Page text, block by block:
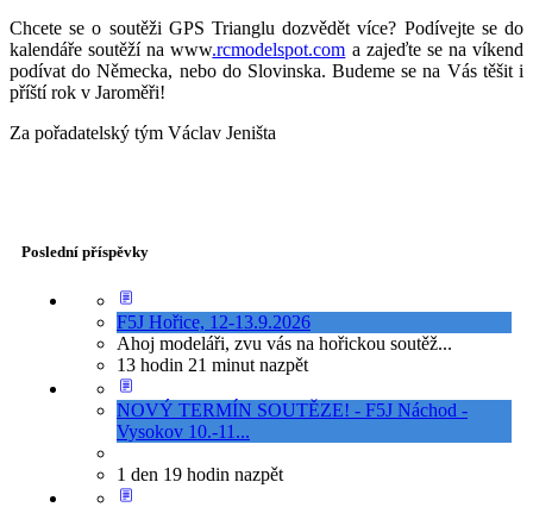
Chcete se o soutěži GPS Trianglu dozvědět více? Podívejte se do
kalendáře soutěží na www.rcmodelspot.com a zajeďte se na víkend
podívat do Německa, nebo do Slovinska. Budeme se na Vás těšit i
příští rok v Jaroměři!
Za pořadatelský tým Václav Jeništa
Poslední příspěvky
F5J Hořice, 12-13.9.2026
Ahoj modeláři, zvu vás na hořickou soutěž...
13 hodin 21 minut nazpět
NOVÝ TERMÍN SOUTĚZE! - F5J Náchod -
Vysokov 10.-11...
1 den 19 hodin nazpět